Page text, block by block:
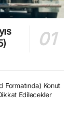
Formatında) Konut
Edilecekler